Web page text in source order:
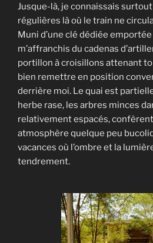
Jusque-là, je connaissais
régulières là où le train ne
Muni d’une clé dédiée
m’affranchis du cadenas
portillon à croisillons attenant
bien remettre en position
derrière moi. Le quai est
herbe rase, les arbres minces
relativement espacés,
atmosphère quelque peu
vacances où l’ombre et la
tendrement.